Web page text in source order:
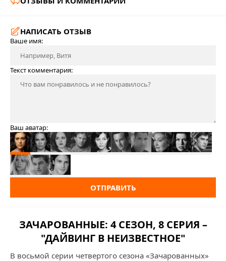
НАПИСАТЬ ОТЗЫВ
Ваше имя:
Текст комментария:
Ваш аватар:
ОТПРАВИТЬ
ЗАЧАРОВАННЫЕ: 4 СЕЗОН, 8 СЕРИЯ –
"ДАЙВИНГ В НЕИЗВЕСТНОЕ"
В восьмой серии четвертого сезона «Зачарованных»